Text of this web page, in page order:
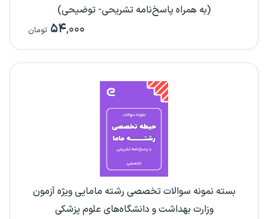
(به همراه پاسخ‌نامه تشریحی- توضیحی)
۵۴,۰۰۰ تومان
بسته نمونه سوالات تخصصی رشته مامایی ویژه آزمون
وزارت بهداشت و دانشگاه‌های علوم پزشکی